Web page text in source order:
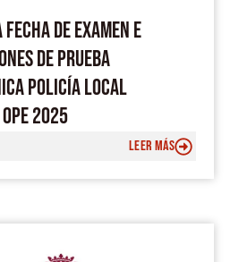
DE EXAMEN E
DE PRUEBA
POLICÍA LOCAL
2025
LEER MÁS